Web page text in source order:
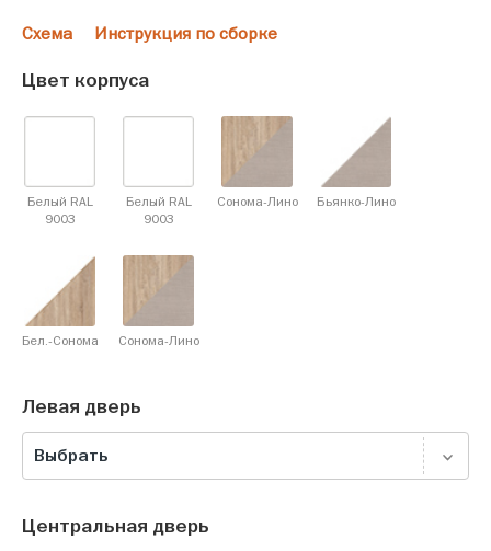
Схема Инструкция по сборке
Цвет корпуса
Белый RAL
9003
Белый RAL
9003
Сонома-Лино Бьянко-Лино
Бел.-Сонома Сонома-Лино
Левая дверь
Выбрать
Центральная дверь